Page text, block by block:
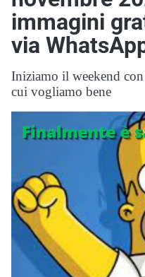
immagini
via
Iniziamo il weekend
cui vogliamo bene